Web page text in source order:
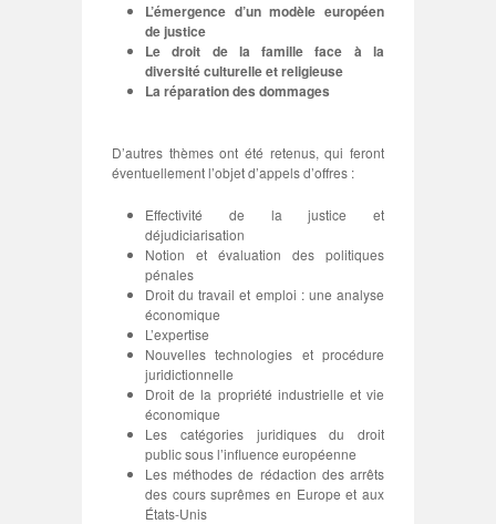
L’émergence d’un modèle européen
de justice
Le droit de la famille face à la
diversité culturelle et religieuse
La réparation des dommages
D’autres thèmes ont été retenus, qui feront
éventuellement l’objet d’appels d’offres :
Effectivité de la justice et
déjudiciarisation
Notion et évaluation des politiques
pénales
Droit du travail et emploi : une analyse
économique
L’expertise
Nouvelles technologies et procédure
juridictionnelle
Droit de la propriété industrielle et vie
économique
Les catégories juridiques du droit
public sous l’influence européenne
Les méthodes de rédaction des arrêts
des cours suprêmes en Europe et aux
États-Unis